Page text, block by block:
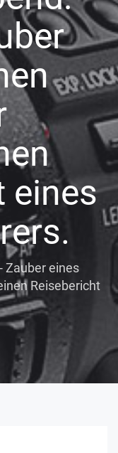
eines
Zauber eines
Reisebericht